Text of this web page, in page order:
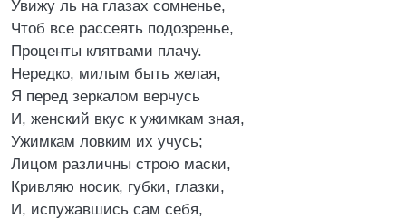
Увижу ль на глазах сомненье,
Чтоб все рассеять подозренье,
Проценты клятвами плачу.
Нередко, милым быть желая,
Я перед зеркалом верчусь
И, женский вкус к ужимкам зная,
Ужимкам ловким их учусь;
Лицом различны строю маски,
Кривляю носик, губки, глазки,
И, испужавшись сам себя,